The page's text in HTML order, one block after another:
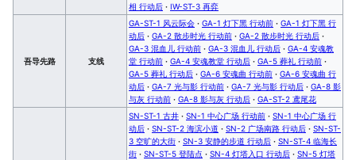
相 行动后 · IW-ST-3 再弈
吾导先路 支线
GA-ST-1 风云际会 · GA-1 灯下黑 行动前 · GA-1 灯下黑 行
动后 · GA-2 散步时光 行动前 · GA-2 散步时光 行动后 ·
GA-3 混血儿 行动前 · GA-3 混血儿 行动后 · GA-4 安魂教
堂 行动前 · GA-4 安魂教堂 行动后 · GA-5 葬礼 行动前 ·
GA-5 葬礼 行动后 · GA-6 安魂曲 行动前 · GA-6 安魂曲 行
动后 · GA-7 光与影 行动前 · GA-7 光与影 行动后 · GA-8 影
与灰 行动前 · GA-8 影与灰 行动后 · GA-ST-2 鸢尾花
SN-ST-1 古井 · SN-1 中心广场 行动前 · SN-1 中心广场 行
动后 · SN-ST-2 海滨小道 · SN-2 广场南路 行动后 · SN-ST-
3 空旷的大街 · SN-3 安静的步道 行动后 · SN-ST-4 临海长
街 · SN-ST-5 登陆点 · SN-4 灯塔入口 行动后 · SN-5 灯塔